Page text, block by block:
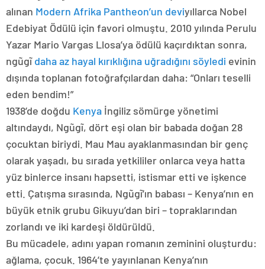
alınan Modern Afrika Pantheon’un deviyıllarca Nobel
Edebiyat Ödülü için favori olmuştu. 2010 yılında Perulu
Yazar Mario Vargas Llosa’ya ödülü kaçırdıktan sonra,
ngũgĩdaha az hayal kırıklığına uğradığını söyledi evinin
dışında toplanan fotoğrafçılardan daha: “Onları teselli
eden bendim!”
1938’de doğdu Kenya İngiliz sömürge yönetimi
altındaydı, Ngũgĩ, dört eşi olan bir babada doğan 28
çocuktan biriydi. Mau Mau ayaklanmasından bir genç
olarak yaşadı, bu sırada yetkililer onlarca veya hatta
yüz binlerce insanı hapsetti, istismar etti ve işkence
etti. Çatışma sırasında, Ngũgĩ’ın babası – Kenya’nın en
büyük etnik grubu Gikuyu’dan biri – topraklarından
zorlandı ve iki kardeşi öldürüldü.
Bu mücadele, adını yapan romanın zeminini oluşturdu:
ağlama, çocuk. 1964’te yayınlanan Kenya’nın